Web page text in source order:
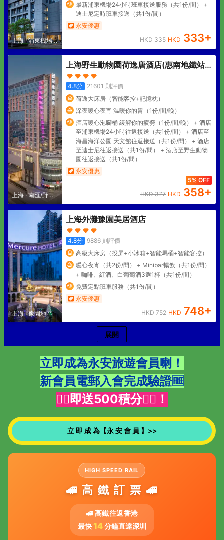
上海·浦東機場核
心區
最新浦東機場24小時班車接送服務（共1份/間） +
迪士尼定時班車接送（共1份/間）
永安優惠
HKD335 HKD 333+
上海 ·南匯/野生
動物園
上海野生動物園荷逸唐酒店(惠南地鐵站
店)
4.8分 21601 則評價
荷逸大床房（智能客控+記憶枕）
深夜暖心夜宵 温暖你的胃（1份/間/晚）
酒店暖心泡腳桶 緩解你的疲勞（1份/間/晚） + 酒店
至浦東機場24小時往返接送（共1份/間） + 酒店至
海昌海洋公園 天文館往返接送（共1份/間） + 酒店
至迪士尼往返接送（共1份/間） + 酒店至野生動物
園往返接送（共1份/間）
永安優惠
5% OFF
HKD377 HKD 358+
上海·豫園地區
上海外灘豫園美居酒店
4.8分 9886則評價
高級大床房（投屏+小冰箱+智能馬桶+智能客控）
暖心夜宵（共2份/間） + Minibar暢飲（共1份/間）
+ 咖啡、紅酒、白葡萄酒3選1杯（共1份/間）
免費定點班車服務（共1份/間）
永安優惠
HKD752 HKD 748+
展開
立即成為永安旅遊會員喇！
新會員電郵入會完成驗證🆓
👇🏻即送500積分👇🏻！
立 即 成 為【永 安 會 員 】>>
HIGH SPEED RAIL
🚄 高 鐵 訂 票 🚄
🚄 高鐵往返香港
最快 14分鐘直達深圳